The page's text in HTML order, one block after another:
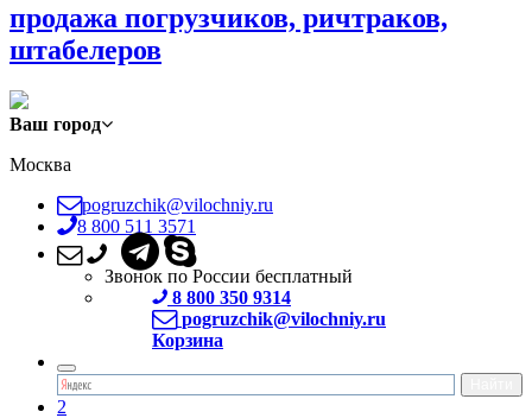
продажа погрузчиков, ричтраков,
штабелеров
Ваш город
Москва
pogruzchik@vilochniy.ru
8 800 511 3571
Звонок по России бесплатный
8 800 350 9314
pogruzchik@vilochniy.ru
Корзина
2